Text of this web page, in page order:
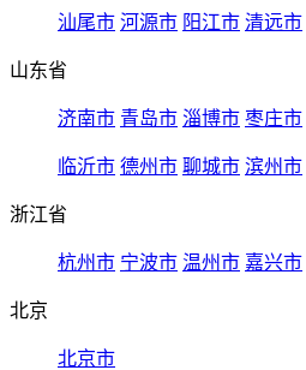
汕尾市 河源市 阳江市 清远市
山东省
济南市 青岛市 淄博市 枣庄市
临沂市 德州市 聊城市 滨州市
浙江省
杭州市 宁波市 温州市 嘉兴市
北京
北京市